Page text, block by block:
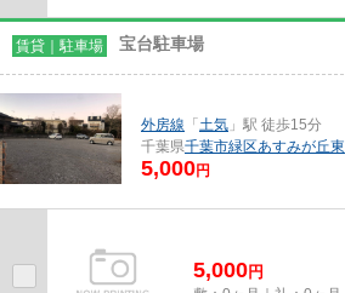
賃貸｜駐車場 宝台駐車場
外房線 「 土気 」駅 徒歩15分
千葉県千葉市緑区あすみが丘東
5,000円
5,000円